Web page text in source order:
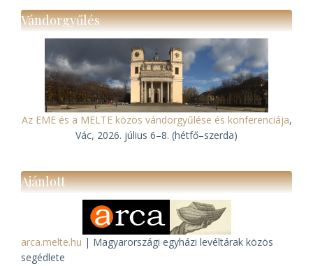
Vándorgyűlés
Az EME és a MELTE közös vándorgyűlése és konferenciája,
Vác, 2026. július 6–8. (hétfő–szerda)
Ajánlott
arca.melte.hu | Magyarországi egyházi levéltárak közös
segédlete